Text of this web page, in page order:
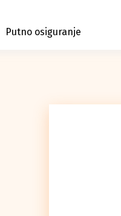
Putno osiguranje